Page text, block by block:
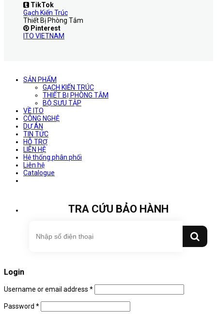
TikTok
Gạch Kiến Trúc
Thiết Bị Phòng Tắm
Pinterest
ITO VIETNAM
SẢN PHẨM
GẠCH KIẾN TRÚC
THIẾT BỊ PHÒNG TẮM
BỘ SƯU TẬP
VỀ ITO
CÔNG NGHỆ
DỰ ÁN
TIN TỨC
HỖ TRỢ
LIÊN HỆ
Hệ thống phân phối
Liên hệ
Catalogue
TRA CỨU BẢO HÀNH
Login
Username or email address *
Password *